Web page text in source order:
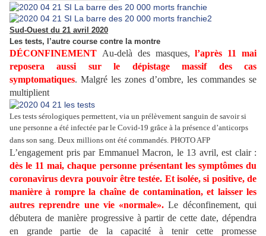
Sud-Ouest du 21 avril 2020
Les tests, l’autre course contre la montre
DÉCONFINEMENT Au-delà des masques,l’après 11 mai
reposera aussi sur le dépistage massif des cas
symptomatiques. Malgré les zones d’ombre, les commandes se
multiplient
Les tests sérologiques permettent, via un prélèvement sanguin de savoir si
une personne a été infectée par le Covid-19 grâce à la présence d’anticorps
dans son sang. Deux millions ont été commandés. PHOTO AFP
L’engagement pris par Emmanuel Macron, le 13 avril, est clair :
dès le 11 mai, chaque personne présentant les symptômes du
coronavirus devra pouvoir être testée. Et isolée, si positive, de
manière à rompre la chaîne de contamination, et laisser les
autres reprendre une vie «normale». Le déconfinement, qui
débutera de manière progressive à partir de cette date, dépendra
en grande partie de la capacité à tenir cette promesse